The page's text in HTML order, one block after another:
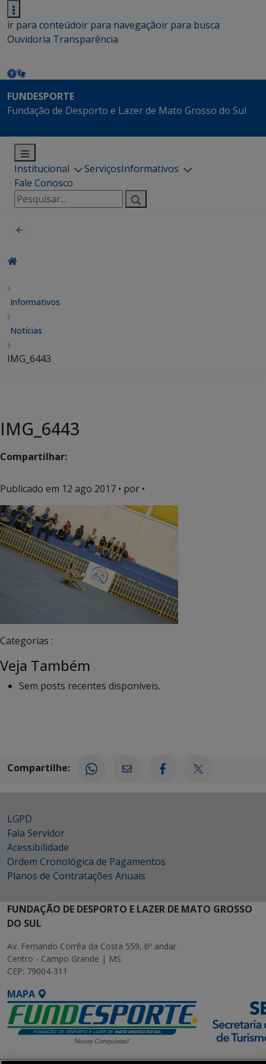
ir para conteúdoir para navegaçãoir para busca
Ouvidoria Transparência
FUNDESPORTE
Fundação de Desporto e Lazer de Mato Grosso do Sul
Institucional ServiçosInformativos
Fale Conosco
Pesquisar
por:
Informativos
Notícias
IMG_6443
IMG_6443
Compartilhar:
Publicado em 12 ago 2017 • por •
Categorias :
Veja Também
Sem posts recentes disponíveis.
Compartilhe:
LGPD
Fala Servidor
Acessibilidade
Ordem Cronológica de Pagamentos
Planos de Contratações Anuais
FUNDAÇÃO DE DESPORTO E LAZER DE MATO GROSSO
DO SUL
Av. Fernando Corrêa da Costa 559, 6º andar
Centro - Campo Grande | MS
CEP: 79004-311
MAPA